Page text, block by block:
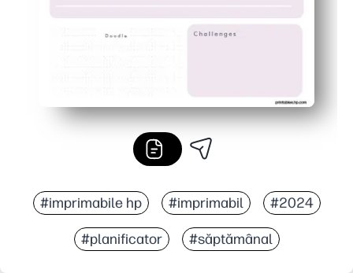
#imprimabile hp #imprimabil #2024
#planificator #săptămânal